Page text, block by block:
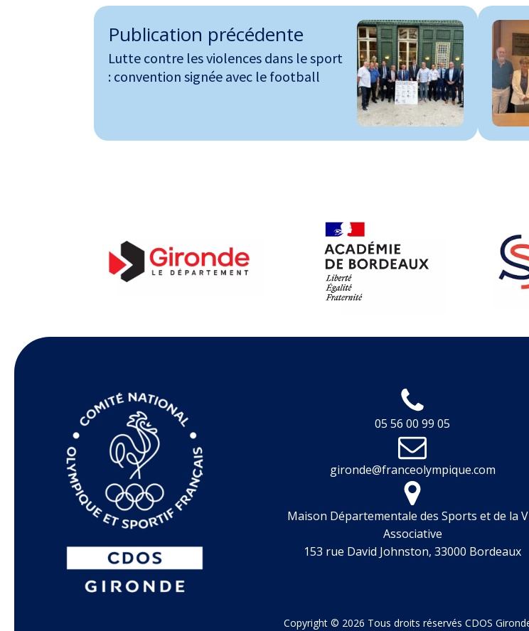
Publication précédente
Lutte contre les violences dans le sport
: convention signée avec le football
05 56 00 99 05
gironde@franceolympique.com
Maison Départementale des Sports et de la
Associative
153 rue David Johnston, 33000 Bordeaux
Copyright © 2026 Tous droits réservés CDOS